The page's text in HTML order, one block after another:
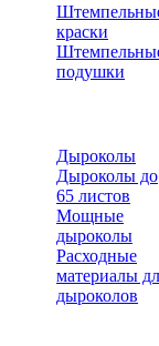
краски
подушки
Дыроколы
Дыроколы до
65 листов
Мощные
дыроколы
Расходные
материалы
дыроколов